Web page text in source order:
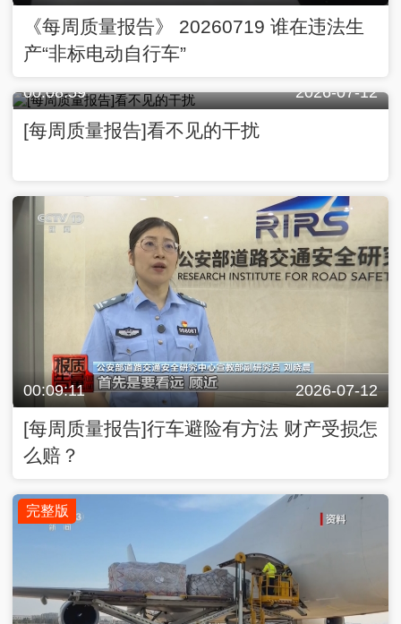
《每周质量报告》 20260719 谁在违法生
产“非标电动自行车”
00:08:59 2026-07-12
[每周质量报告]看不见的干扰
00:09:11 2026-07-12
[每周质量报告]行车避险有方法 财产受损怎
么赔？
完整版